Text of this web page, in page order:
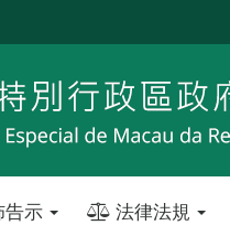
示 法律法規